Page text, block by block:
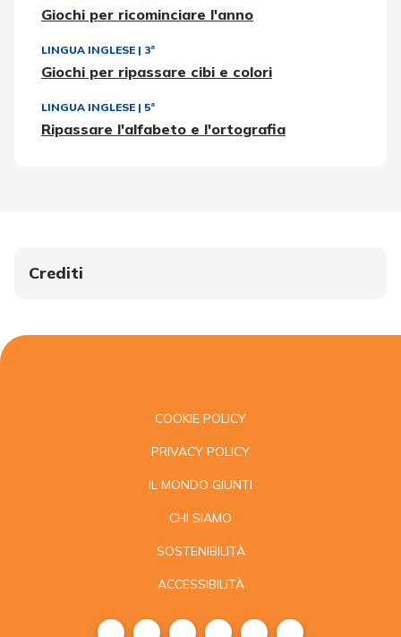
Giochi per ricominciare l'anno
LINGUA INGLESE | 3ª
Giochi per ripassare cibi e colori
LINGUA INGLESE | 5ª
Ripassare l'alfabeto e l'ortografia
Crediti
COOKIE POLICY
PRIVACY POLICY
IL MONDO GIUNTI
CHI SIAMO
SOSTENIBILITÀ
ACCESSIBILITÀ